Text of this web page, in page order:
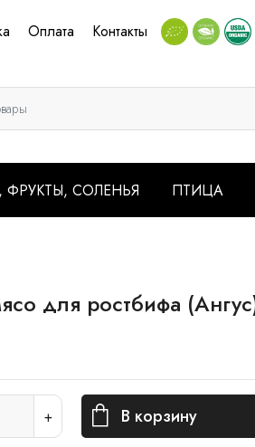
Оплата Контакты
СОЛЕНЬЯ ПТИЦА
для ростбифа
В корзину